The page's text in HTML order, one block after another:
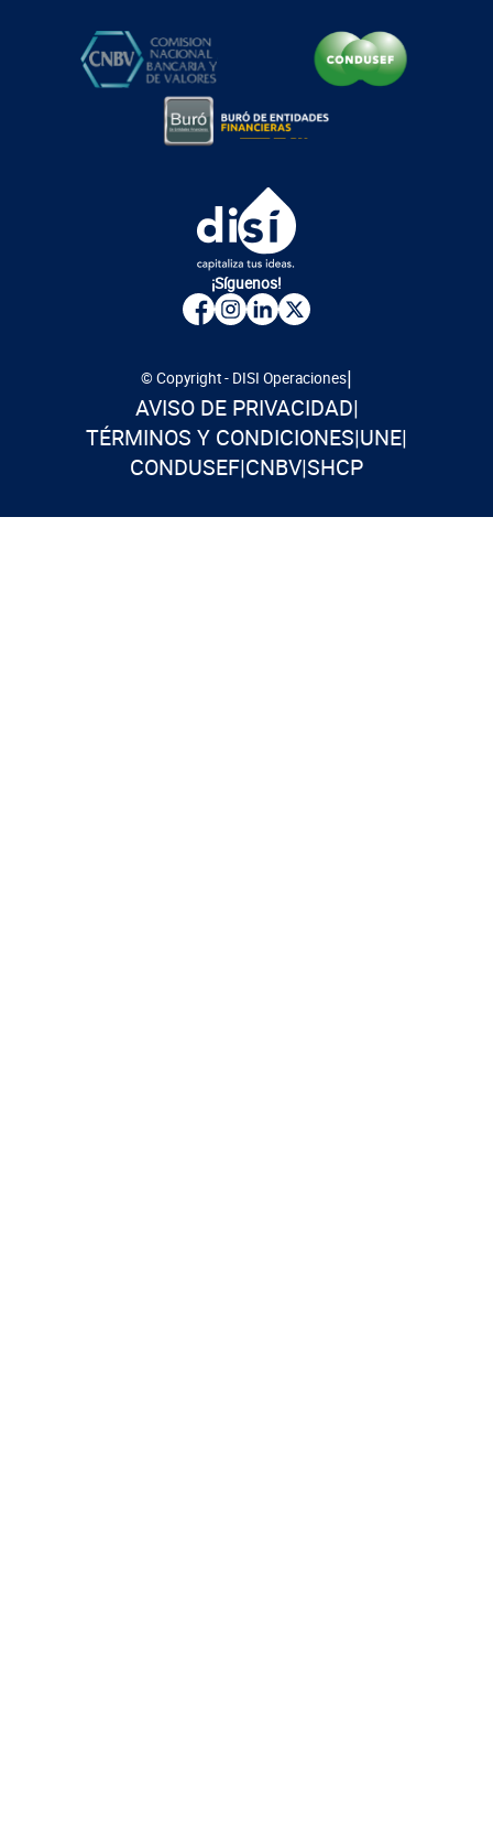
¡Síguenos!
© Copyright - DISI Operaciones|
AVISO DE PRIVACIDAD|
TÉRMINOS Y CONDICIONES|UNE|
CONDUSEF|CNBV|SHCP